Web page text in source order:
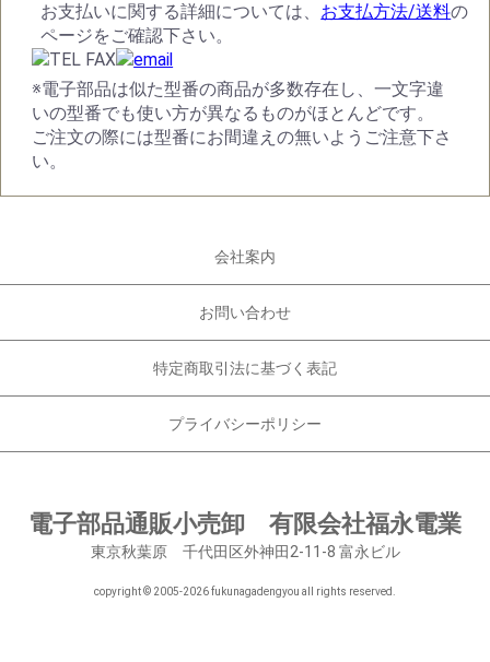
お支払いに関する詳細については、 お支払方法/送料の
ページをご確認下さい。
※電子部品は似た型番の商品が多数存在し、一文字違
いの型番でも使い方が異なるものがほとんどです。
ご注文の際には型番にお間違えの無いようご注意下さ
い。
会社案内
お問い合わせ
特定商取引法に基づく表記
プライバシーポリシー
電子部品通販小売卸 有限会社福永電業
東京秋葉原 千代田区外神田2-11-8 富永ビル
copyright © 2005-2026 fukunagadengyou all rights reserved.